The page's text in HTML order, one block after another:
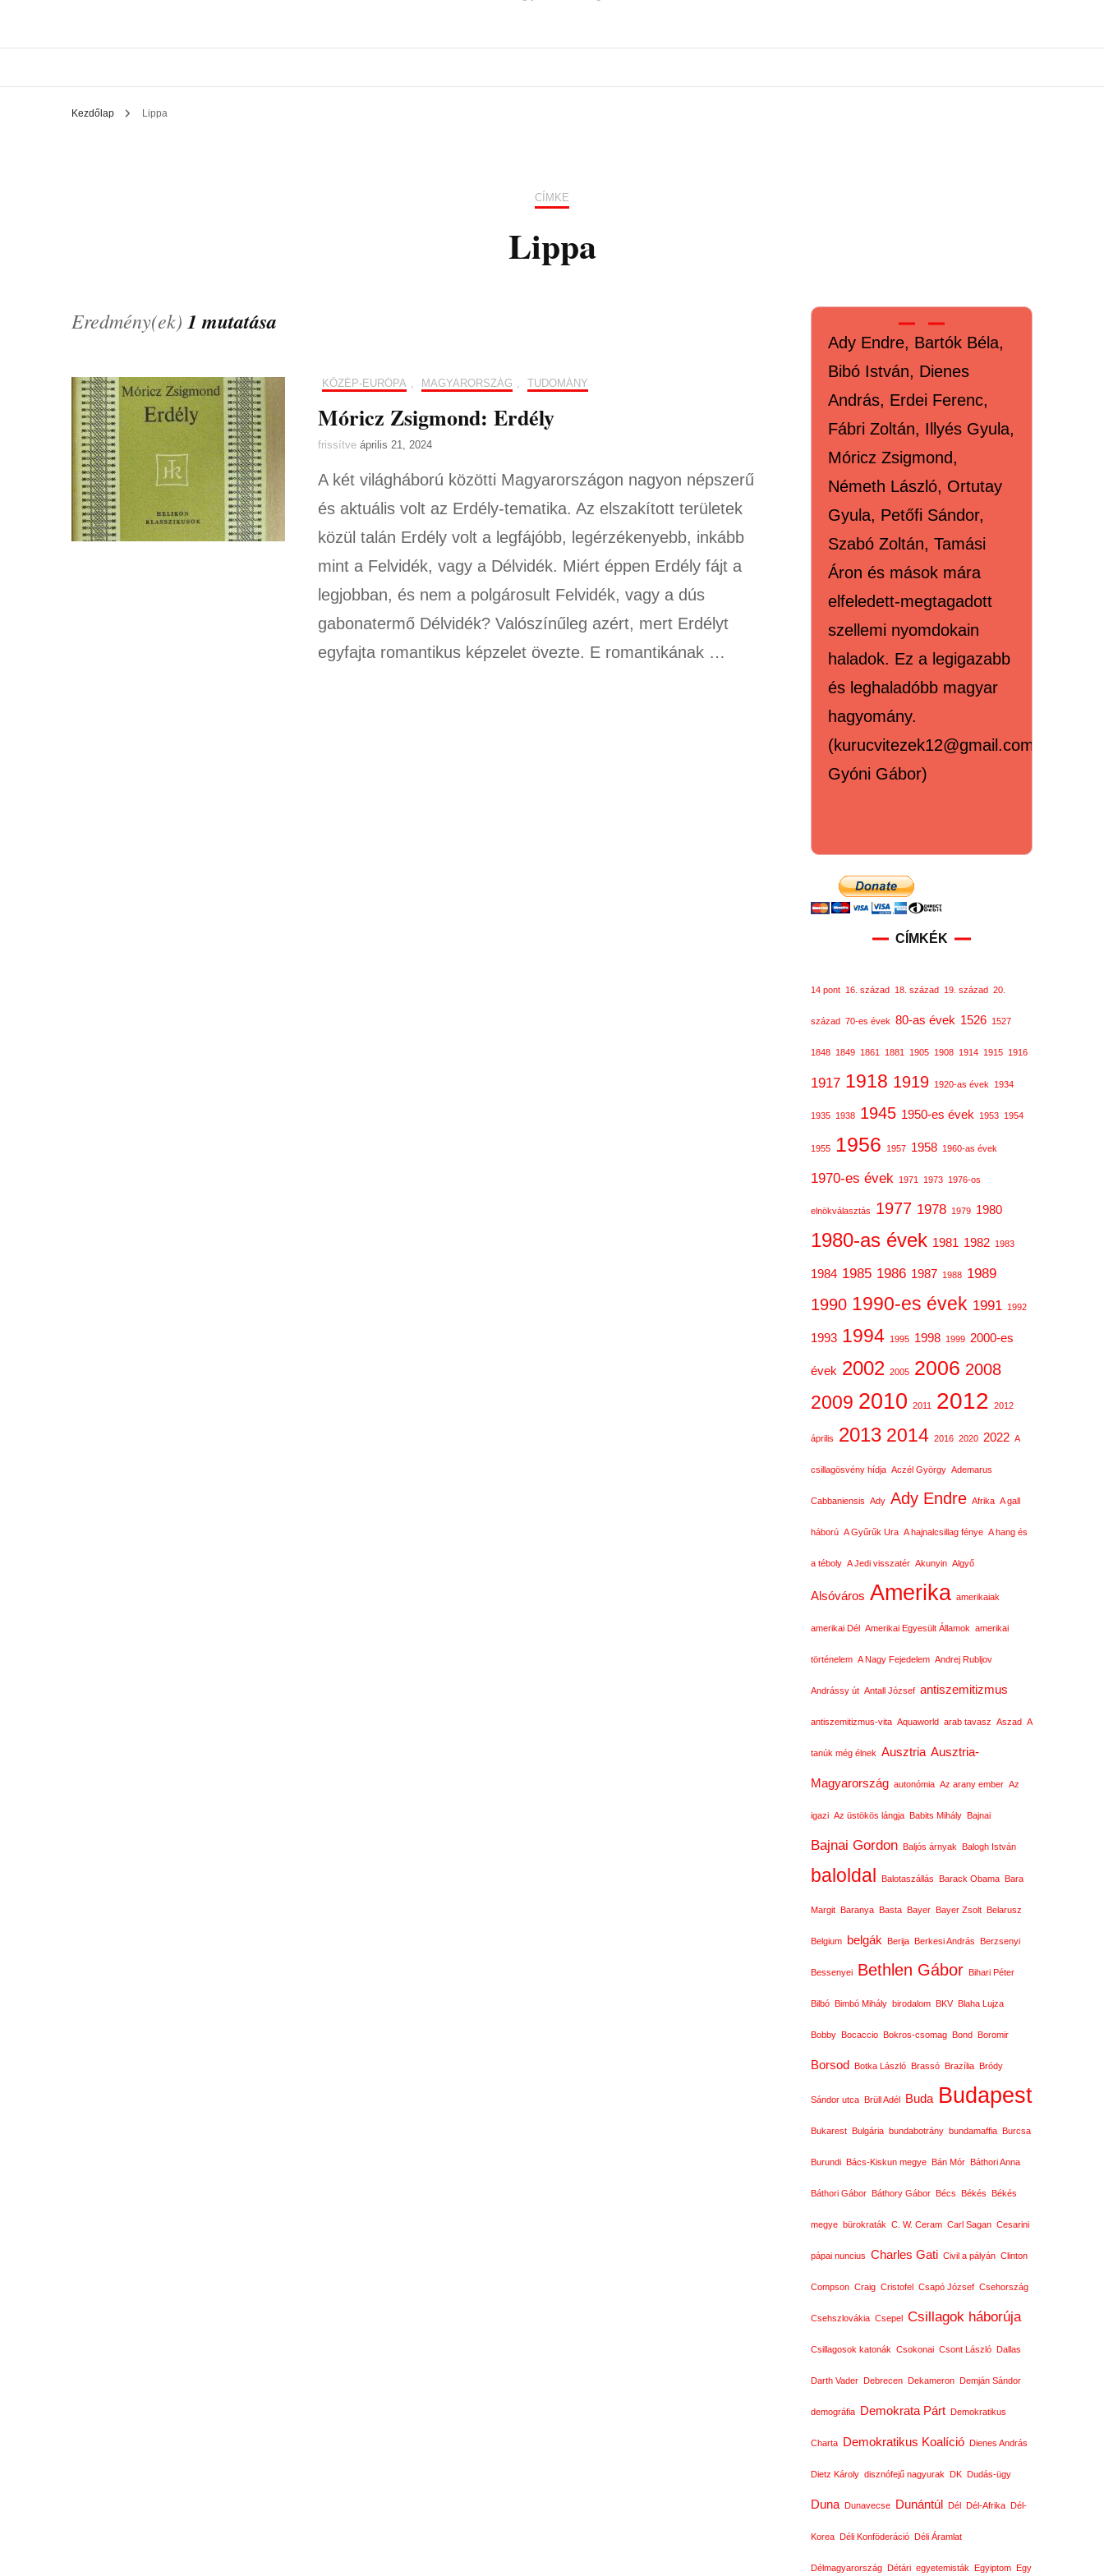
Kezdőlap Lippa
CÍMKE
Lippa
Eredmény(ek) 1 mutatása
KÖZÉP-EURÓPA , MAGYARORSZÁG , TUDOMÁNY
Móricz Zsigmond: Erdély
frissítve április 21, 2024
A két világháború közötti Magyarországon nagyon népszerű
és aktuális volt az Erdély-tematika. Az elszakított területek
közül talán Erdély volt a legfájóbb, legérzékenyebb, inkább
mint a Felvidék, vagy a Délvidék. Miért éppen Erdély fájt a
legjobban, és nem a polgárosult Felvidék, vagy a dús
gabonatermő Délvidék? Valószínűleg azért, mert Erdélyt
egyfajta romantikus képzelet övezte. E romantikának …
Ady Endre, Bartók Béla,
Bibó István, Dienes
András, Erdei Ferenc,
Fábri Zoltán, Illyés Gyula,
Móricz Zsigmond,
Németh László, Ortutay
Gyula, Petőfi Sándor,
Szabó Zoltán, Tamási
Áron és mások mára
elfeledett-megtagadott
szellemi nyomdokain
haladok. Ez a legigazabb
és leghaladóbb magyar
hagyomány.
(kurucvitezek12@gmail.com,
Gyóni Gábor)
CÍMKÉK
14 pont 16. század 18. század 19. század 20.
század 70-es évek 80-as évek 1526 1527
1848 1849 1861 1881 1905 1908 1914 1915 1916
1917 1918 1919 1920-as évek 1934
1935 1938 1945 1950-es évek 1953 1954
1955 1956 1957 1958 1960-as évek
1970-es évek 1971 1973 1976-os
elnökválasztás 1977 1978 1979 1980
1980-as évek 1981 1982 1983
1984 1985 1986 1987 1988 1989
1990 1990-es évek 1991 1992
1993 1994 1995 1998 1999 2000-es
évek 2002 2005 2006 2008
2009 2010 2011 2012 2012
április 2013 2014 2016 2020 2022 A
csillagösvény hídja Aczél György Ademarus
Cabbaniensis Ady Ady Endre Afrika A gall
háború A Gyűrűk Ura A hajnalcsillag fénye A hang és
a téboly A Jedi visszatér Akunyin Algyő
Alsóváros Amerika amerikaiak
amerikai Dél Amerikai Egyesült Államok amerikai
történelem A Nagy Fejedelem Andrej Rubljov
Andrássy út Antall József antiszemitizmus
antiszemitizmus-vita Aquaworld arab tavasz Aszad A
tanúk még élnek Ausztria Ausztria-
Magyarország autonómia Az arany ember Az
igazi Az üstökös lángja Babits Mihály Bajnai
Bajnai Gordon Baljós árnyak Balogh István
baloldal Balotaszállás Barack Obama Bara
Margit Baranya Basta Bayer Bayer Zsolt Belarusz
Belgium belgák Berija Berkesi András Berzsenyi
Bessenyei Bethlen Gábor Bihari Péter
Bilbó Bimbó Mihály birodalom BKV Blaha Lujza
Bobby Bocaccio Bokros-csomag Bond Boromir
Borsod Botka László Brassó Brazília Bródy
Sándor utca Brüll Adél Buda Budapest
Bukarest Bulgária bundabotrány bundamaffia Burcsa
Burundi Bács-Kiskun megye Bán Mór Báthori Anna
Báthori Gábor Báthory Gábor Bécs Békés Békés
megye bürokraták C. W. Ceram Carl Sagan Cesarini
pápai nuncius Charles Gati Civil a pályán Clinton
Compson Craig Cristofel Csapó József Csehország
Csehszlovákia Csepel Csillagok háborúja
Csillagosok katonák Csokonai Csont László Dallas
Darth Vader Debrecen Dekameron Demján Sándor
demográfia Demokrata Párt Demokratikus
Charta Demokratikus Koalíció Dienes András
Dietz Károly disznófejű nagyurak DK Dudás-ügy
Duna Dunavecse Dunántúl Dél Dél-Afrika Dél-
Korea Déli Konföderáció Déli Áramlat
Délmagyarország Détári egyetemisták Egyiptom Egy